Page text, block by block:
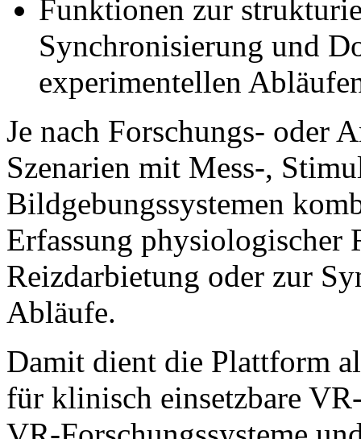
Funktionen zur
Synchronisierung und
experimentellen
Je nach Forschungs- oder
Szenarien mit Mess-,
Bildgebungssystemen
Erfassung
Reizdarbietung oder zur
Abläufe.
Damit dient die Plattform
für klinisch einsetzbare